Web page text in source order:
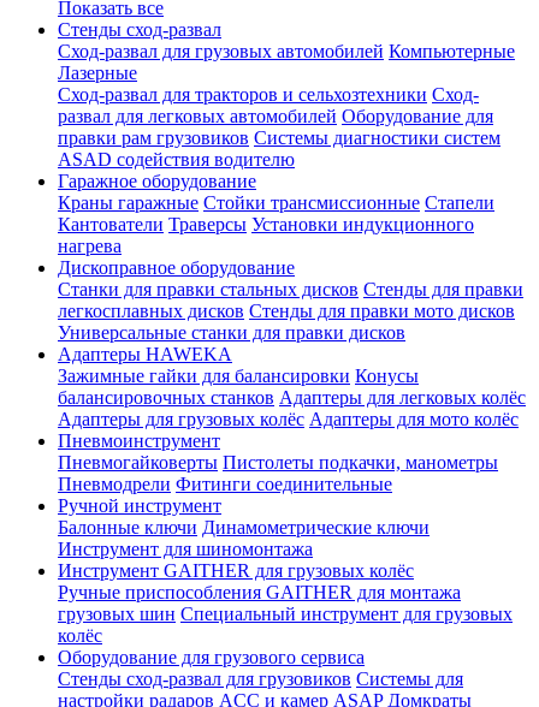
Показать все
Стенды сход-развал
Сход-развал для грузовых автомобилей Компьютерные
Лазерные
Сход-развал для тракторов и сельхозтехники Сход-
развал для легковых автомобилей Оборудование для
правки рам грузовиков Системы диагностики систем
ASAD содействия водителю
Гаражное оборудование
Краны гаражные Стойки трансмиссионные Стапели
Кантователи Траверсы Установки индукционного
нагрева
Дископравное оборудование
Станки для правки стальных дисков Стенды для правки
легкосплавных дисков Стенды для правки мото дисков
Универсальные станки для правки дисков
Адаптеры HAWEKA
Зажимные гайки для балансировки Конусы
балансировочных станков Адаптеры для легковых колёс
Адаптеры для грузовых колёс Адаптеры для мото колёс
Пневмоинструмент
Пневмогайковерты Пистолеты подкачки, манометры
Пневмодрели Фитинги соединительные
Ручной инструмент
Балонные ключи Динамометрические ключи
Инструмент для шиномонтажа
Инструмент GAITHER для грузовых колёс
Ручные приспособления GAITHER для монтажа
грузовых шин Специальный инструмент для грузовых
колёс
Оборудование для грузового сервиса
Стенды сход-развал для грузовиков Системы для
настройки радаров ACC и камер ASAP Домкраты